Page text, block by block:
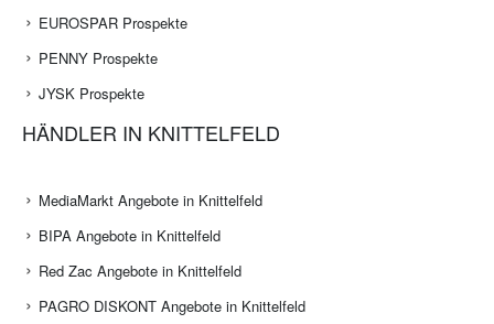
EUROSPAR Prospekte
PENNY Prospekte
JYSK Prospekte
HÄNDLER IN KNITTELFELD
MediaMarkt Angebote in Knittelfeld
BIPA Angebote in Knittelfeld
Red Zac Angebote in Knittelfeld
PAGRO DISKONT Angebote in Knittelfeld